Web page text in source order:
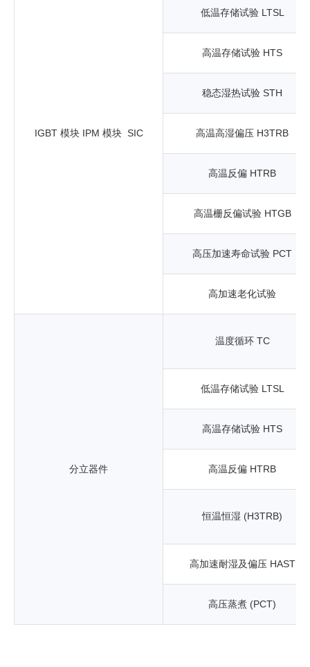
IGBT 模块 IPM 模块 SIC
低温存储试验 LTSL
高温存储试验 HTS
稳态湿热试验 STH
高温高湿偏压 H3TRB
高温反偏 HTRB
高温栅反偏试验 HTGB
高压加速寿命试验 PCT
高加速老化试验
分立器件
温度循环 TC
低温存储试验 LTSL
高温存储试验 HTS
高温反偏 HTRB
恒温恒湿 (H3TRB)
高加速耐湿及偏压 HAST
高压蒸煮 (PCT)